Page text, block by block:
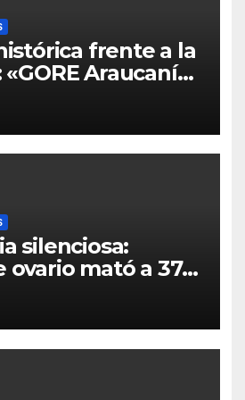
frente a la
Araucanía
mil millones
y exige
Agrícola
silenciosa:
ovario mató a 37
Araucanía en
abre ensayos
la falta de test
precoz».